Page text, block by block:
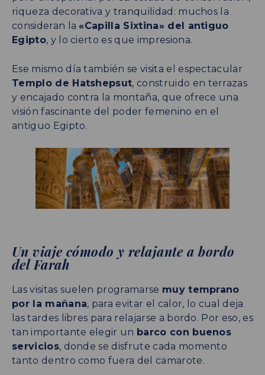
riqueza decorativa y tranquilidad: muchos la
consideran la «Capilla Sixtina» del antiguo
Egipto, y lo cierto es que impresiona.
Ese mismo día también se visita el espectacular
Templo de Hatshepsut, construido en terrazas
y encajado contra la montaña, que ofrece una
visión fascinante del poder femenino en el
antiguo Egipto.
Un viaje cómodo y relajante a bordo
del Farah
Las visitas suelen programarse muy temprano
por la mañana, para evitar el calor, lo cual deja
las tardes libres para relajarse a bordo. Por eso, es
tan importante elegir un barco con buenos
servicios, donde se disfrute cada momento
tanto dentro como fuera del camarote.